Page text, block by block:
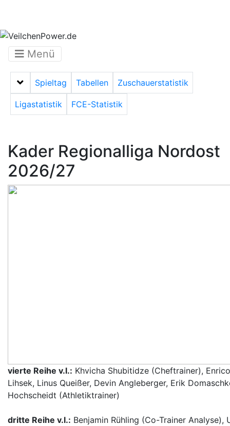
Menü
Menü auf-/zuklappen
Spieltag Tabellen Zuschauerstatistik
Ligastatistik FCE-Statistik
Kader Regionalliga Nordost
2026/27
vierte Reihe v.l.: Khvicha Shubitidze (Cheftrainer),
Lihsek, Linus Queißer, Devin Angleberger, Erik
Hochscheidt (Athletiktrainer)
dritte Reihe v.l.: Benjamin Rühling (Co-Trainer Analyse),